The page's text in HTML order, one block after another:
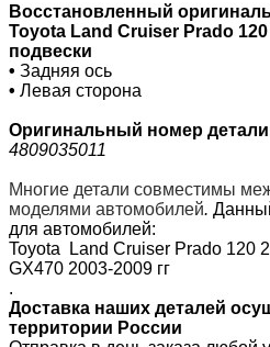
Восстановленный
Toyota Land Cruiser Prado
подвески
• Задняя ось
• Левая сторона
Оригинальный номер
4809035011
Многие детали совместимы
моделями автомобилей.
для автомобилей:
Toyota
Land Cruiser Prado 120
GX470 2003-2009 гг
.
Доставка наших деталей
территории России